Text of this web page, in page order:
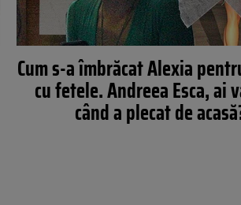
Cum s-a îmbrăcat Alexia
cu fetele. Andreea Esca, ai
când a plecat de